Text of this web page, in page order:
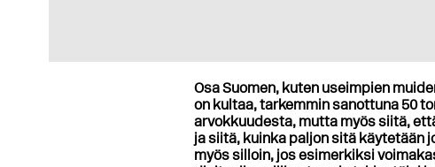
Osa Suomen, kuten useimpien
on kultaa, tarkemmin sanottuna 50
arvokkuudesta, mutta myös siitä,
ja siitä, kuinka paljon sitä käytetään
myös silloin, jos esimerkiksi